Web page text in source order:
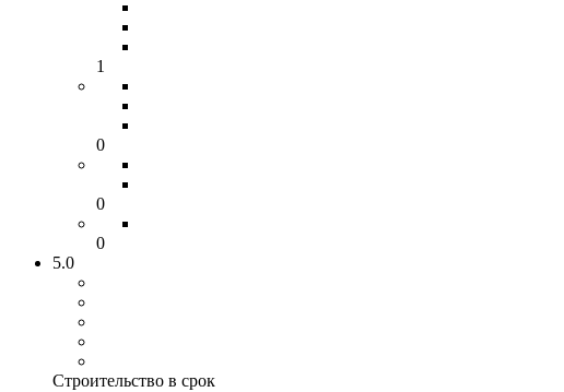
1
0
0
0
5.0
Строительство в срок